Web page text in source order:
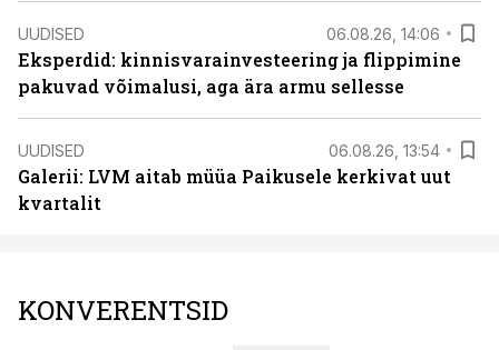
UUDISED 06.08.26, 14:06
Eksperdid: kinnisvarainvesteering ja flippimine
pakuvad võimalusi, aga ära armu sellesse
UUDISED 06.08.26, 13:54
Galerii: LVM aitab müüa Paikusele kerkivat uut
kvartalit
KONVERENTSID